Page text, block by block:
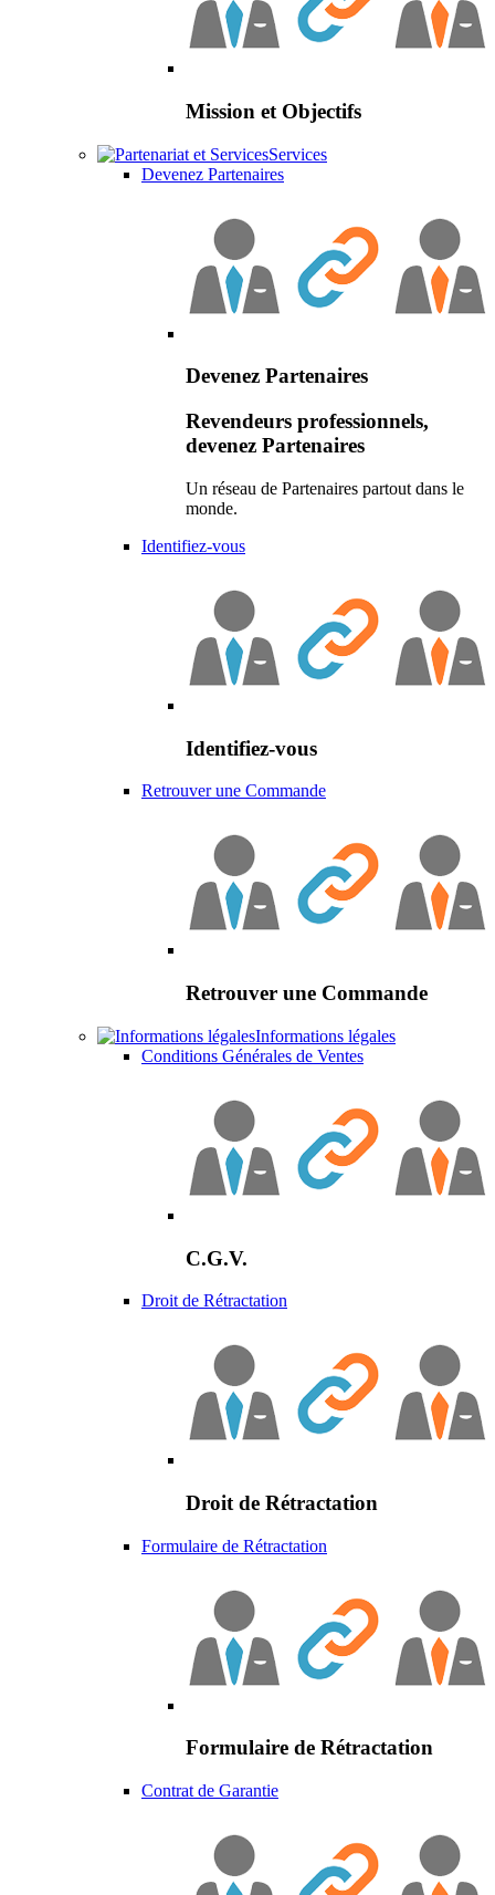
Mission et Objectifs
Services
Devenez Partenaires
Devenez Partenaires
Revendeurs professionnels,
devenez Partenaires
Un réseau de Partenaires partout dans le
monde.
Identifiez-vous
Identifiez-vous
Retrouver une Commande
Retrouver une Commande
Informations légales
Conditions Générales de Ventes
C.G.V.
Droit de Rétractation
Droit de Rétractation
Formulaire de Rétractation
Formulaire de Rétractation
Contrat de Garantie